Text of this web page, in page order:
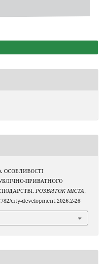
ОСОБЛИВОСТІ
ПРИВАТНОГО
РОЗВИТОК МІСТА,
city-development.2026.2-26